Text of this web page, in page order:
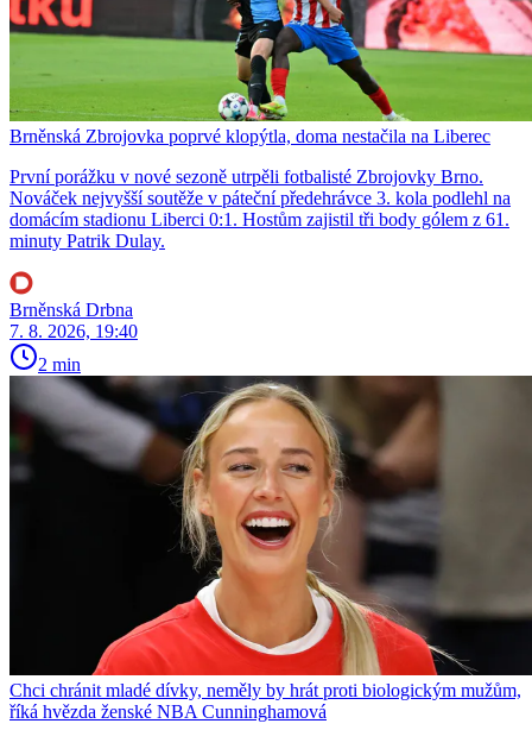
Brněnská Zbrojovka poprvé klopýtla, doma nestačila na Liberec
První porážku v nové sezoně utrpěli fotbalisté Zbrojovky Brno.
Nováček nejvyšší soutěže v páteční předehrávce 3. kola podlehl na
domácím stadionu Liberci 0:1. Hostům zajistil tři body gólem z 61.
minuty Patrik Dulay.
Brněnská Drbna
7. 8. 2026, 19:40
2 min
Chci chránit mladé dívky, neměly by hrát proti biologickým mužům,
říká hvězda ženské NBA Cunninghamová